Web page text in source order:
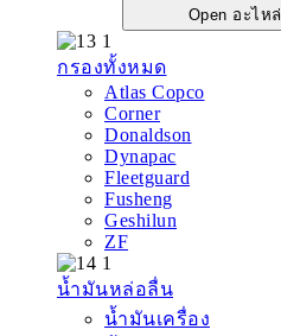
Open อะไหล่
กรองทั้งหมด
Atlas Copco
Corner
Donaldson
Dynapac
Fleetguard
Fusheng
Geshilun
ZF
น้ำมันหล่อลื่น
น้ำมันเครื่อง